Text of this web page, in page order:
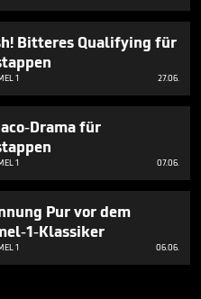
Bitteres Qualifying für
1 27.06.
Drama für
1 07.06.
Pur vor dem
1-Klassiker
1 06.06.